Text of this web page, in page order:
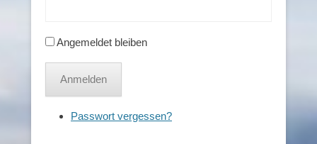
Angemeldet bleiben
Anmelden
Passwort vergessen?